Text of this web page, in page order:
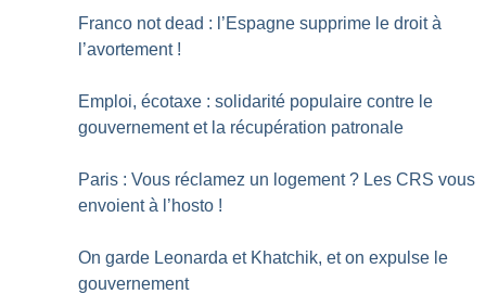
Franco not dead : l’Espagne supprime le droit à
l’avortement !
Emploi, écotaxe : solidarité populaire contre le
gouvernement et la récupération patronale
Paris : Vous réclamez un logement ? Les CRS vous
envoient à l’hosto !
On garde Leonarda et Khatchik, et on expulse le
gouvernement